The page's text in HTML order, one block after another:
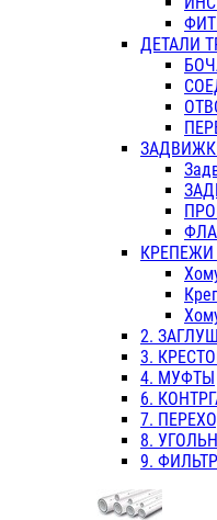
ДЕТАЛИ
2.
3.
4. МУФТЫ
6.
7.
8.
9.